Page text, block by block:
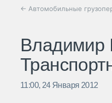
← Автомобильные
Владимир
11:00, 24 Января 2012